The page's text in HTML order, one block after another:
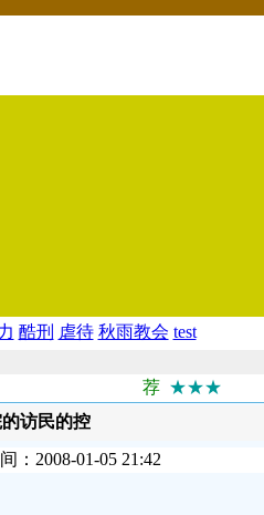
酷刑 虐待 秋雨教会 test
荐 ★★★
访民的控
：2008-01-05 21:42